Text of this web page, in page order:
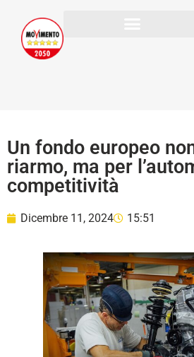
Un fondo europeo
riarmo, ma per
competitività
Dicembre 11, 2024 15:51